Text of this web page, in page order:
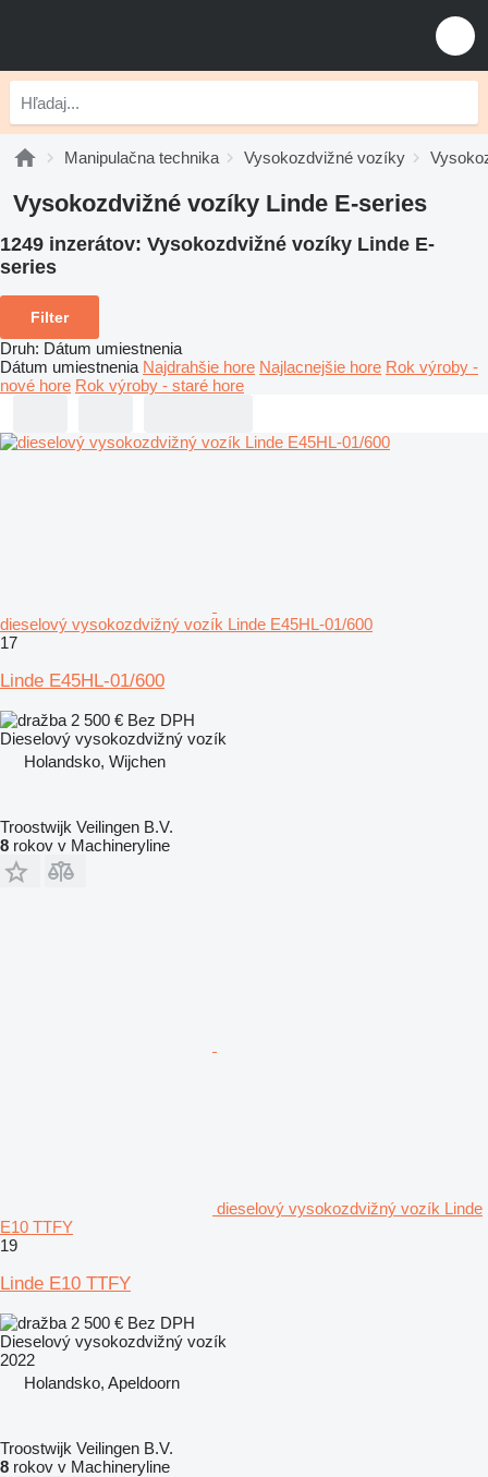
Manipulačna technika Vysokozdvižné vozíky
Vysokozdvižné vozíky Linde E-series
1249 inzerátov: Vysokozdvižné vozíky Linde E-
series
Filter
Druh: Dátum umiestnenia
Dátum umiestnenia Najdrahšie hore Najlacnejšie hore Rok výroby -
nové hore Rok výroby - staré hore
dieselový vysokozdvižný vozík Linde E45HL-01/600
17
Linde E45HL-01/600
2 500 € Bez DPH
Dieselový vysokozdvižný vozík
Holandsko, Wijchen
Troostwijk Veilingen B.V.
8 rokov v Machineryline
dieselový vysokozdvižný vozík Linde
E10 TTFY
19
Linde E10 TTFY
2 500 € Bez DPH
Dieselový vysokozdvižný vozík
2022
Holandsko, Apeldoorn
Troostwijk Veilingen B.V.
8 rokov v Machineryline